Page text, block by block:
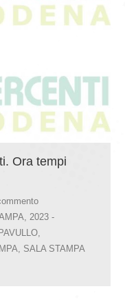
Ora tempi
, 2023 -
PAVULLO,
, SALA STAMPA